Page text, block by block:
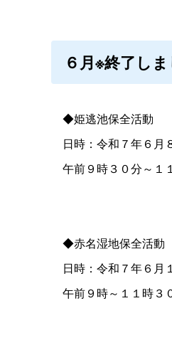
６月※終了し
◆姫逃池保全活動
日時：令和７年６月
午前９時３０分～１
◆赤名湿地保全活動
日時：令和７年６月
午前９時～１１時３